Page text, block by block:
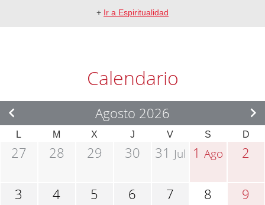
+ Ir a Espiritualidad
Calendario
Agosto 2026
L M X J V S D
27 28 29 30 31 Jul 1Ago 2
3 4 5 6 7 8 9